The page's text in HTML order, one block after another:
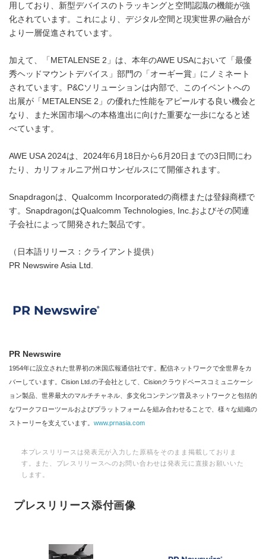
用しており、新型デバイスのトラッキングと空間認識の機能が強
化されています。これにより、デジタル空間と現実世界の融合が
より一層促進されています。
加えて、「METALENSE 2」は、本年のAWE USAにおいて「最優
秀ヘッドマウントデバイス」部門の「オーギー賞」にノミネート
されています。P&Cソリューションは内部で、このイベントへの
出展が「METALENSE 2」の優れた性能をアピールする良い機会と
なり、また米国市場への本格進出に向けた重要な一歩になると述
べています。
AWE USA 2024は、2024年6月18日から6月20日までの3日間にわ
たり、カリフォルニア州ロサンゼルスにて開催されます。
Snapdragonは、Qualcomm Incorporatedの商標または登録商標で
す。SnapdragonはQualcomm Technologies, Inc.およびその関連
子会社によって開発された製品です。
（日本語リリース：クライアント提供）
PR Newswire Asia Ltd.
PR Newswire
1954年に設立された世界初の米国広報通信社です。配信ネットワークで全世界をカ
バーしています。Cision Ltd.の子会社として、Cisionクラウドベースコミュニケーシ
ョン製品、世界最大のマルチチャネル、多文化コンテンツ普及ネットワークと包括的
なワークフローツールおよびプラットフォームを組み合わせることで、様々な組織の
ストーリーを支えています。 www.prnasia.com
本プレスリリースは発表元が入力した原稿をそのまま掲載しておりま
す。また、プレスリリースへのお問い合わせは発表元に直接お願いいた
します。
プレスリリース添付画像